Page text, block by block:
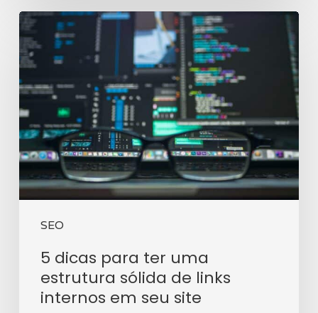
SEO
5
dicas
para
ter
uma
estrutura
sólida
links
site
5 dicas para ter uma
estrutura sólida de links
internos em seu site